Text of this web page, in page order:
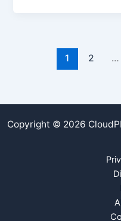
1 2 …
Copyright © 2026